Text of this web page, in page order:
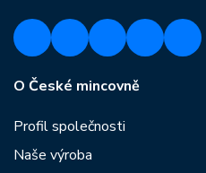
O České mincovně
Profil společnosti
Naše výroba